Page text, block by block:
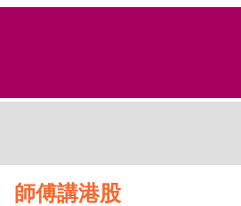
師傅講港股